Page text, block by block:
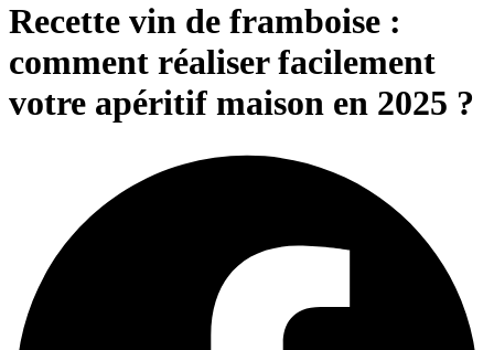
Recette vin de framboise :
comment réaliser facilement
votre apéritif maison en 2025 ?